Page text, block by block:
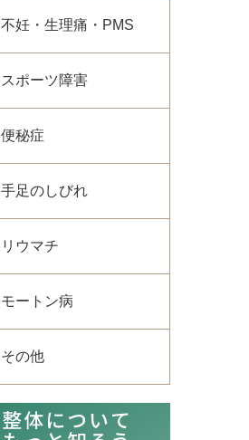
不妊・生理痛・PMS
スポーツ障害
便秘症
手足のしびれ
リウマチ
モートン病
その他